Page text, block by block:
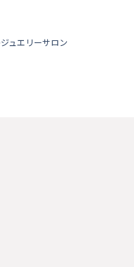
ュエリーサロン